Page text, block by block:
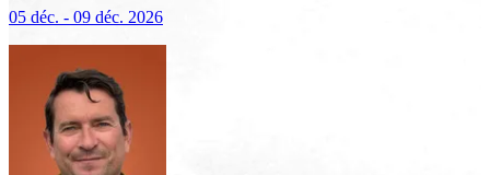
05 déc. - 09 déc. 2026